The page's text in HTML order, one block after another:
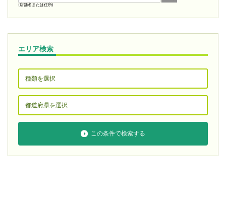
(店舗名または住所)
エリア検索
この条件で検索する